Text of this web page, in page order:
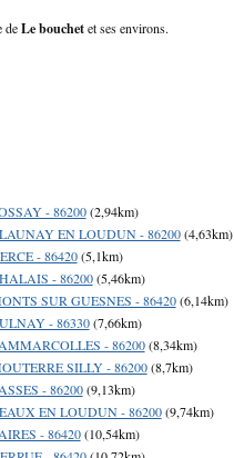
deLe bouchetet ses environs.
- 86200(2,94km)
EN LOUDUN - 86200(4,63km)
- 86420(5,1km)
- 86200(5,46km)
SUR GUESNES - 86420(6,14km)
- 86330(7,66km)
- 86200(8,34km)
SILLY - 86200(8,7km)
- 86200(9,13km)
EN LOUDUN - 86200(9,74km)
- 86420(10,54km)